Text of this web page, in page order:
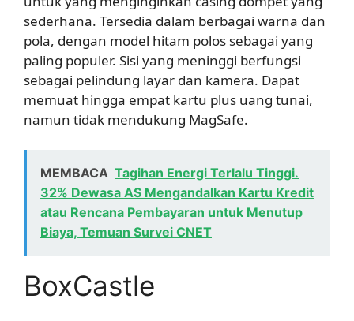
sederhana. Tersedia dalam berbagai warna dan
pola, dengan model hitam polos sebagai yang
paling populer. Sisi yang meninggi berfungsi
sebagai pelindung layar dan kamera. Dapat
memuat hingga empat kartu plus uang tunai,
namun tidak mendukung MagSafe.
MEMBACA Tagihan Energi Terlalu Tinggi.
32% Dewasa AS Mengandalkan Kartu Kredit
atau Rencana Pembayaran untuk Menutup
Biaya, Temuan Survei CNET
BoxCastle